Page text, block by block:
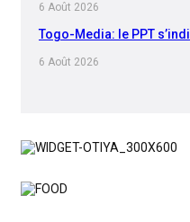
6 Août 2026
Togo-Media: le PPT
6 Août 2026